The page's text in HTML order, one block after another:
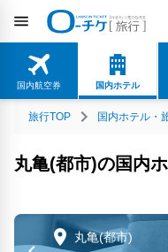
国内航空券 国内ホテル
旅行TOP 国内ホテル・
丸亀(都市)の国内
丸亀(都市)